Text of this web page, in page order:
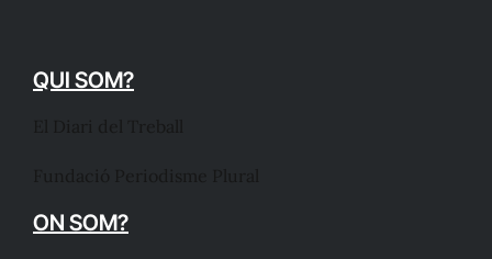
QUI SOM?
ON SOM?